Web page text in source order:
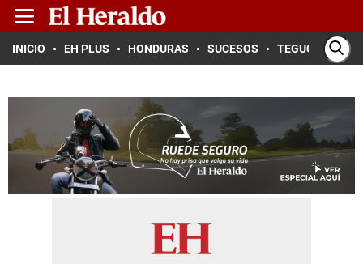
INICIO EH PLUS HONDURAS SUCESOS TEGUCIGALPA